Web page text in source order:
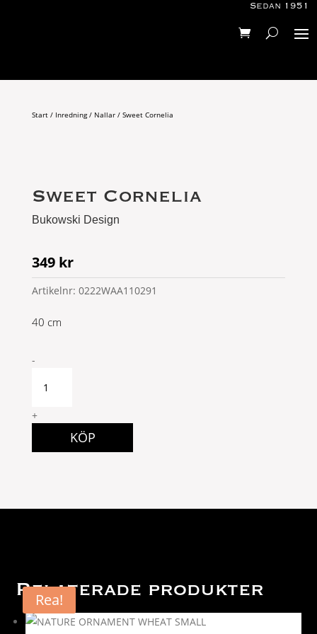
Sedan 1951
Start/ Inredning/ Nallar/ Sweet Cornelia
Sweet Cornelia
Bukowski Design
349 kr
Artikelnr: 0222WAA110291
40 cm
Sweet
quantity
-
+
KÖP
Relaterade produkter
Rea!